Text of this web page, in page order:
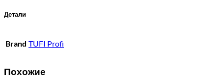
Детали
Brand TUFI Profi
Похожие